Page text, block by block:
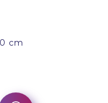
cm